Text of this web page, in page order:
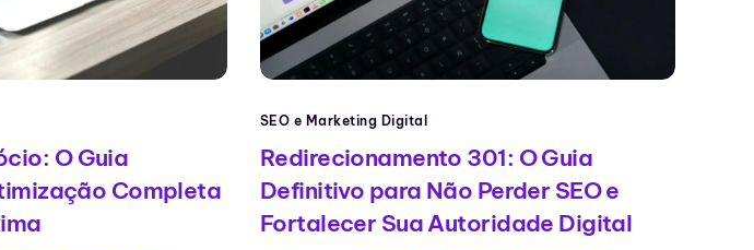
O Guia
Completa
SEO e Marketing Digital
Redirecionamento 301: O Guia
Definitivo para Não Perder SEO e
Fortalecer Sua Autoridade Digital